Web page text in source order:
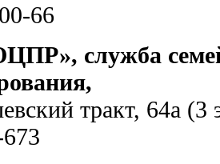
66
служба
тракт, 64а (3